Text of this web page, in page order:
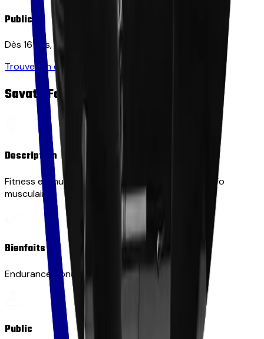
Public
Dès 16 ans, mixtes.
Trouver un club dans le 56
Savate Forme
Description
Fitness en musique, enchaînements cardio et renfo
musculaire.
Bienfaits
Endurance, tonus, perte calorique.
Public